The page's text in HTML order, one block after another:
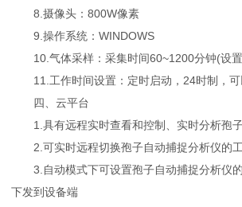
8.摄像头：800W像素
9.操作系统：WINDOWS
10.气体采样：采集时间60~1200分钟(设置
11.工作时间设置：定时启动，24时制，可
四、云平台
1.具有远程实时查看和控制、实时分析孢
2.可实时远程切换孢子自动捕捉分析仪的工
3.自动模式下可设置孢子自动捕捉分析仪的
下发到设备端